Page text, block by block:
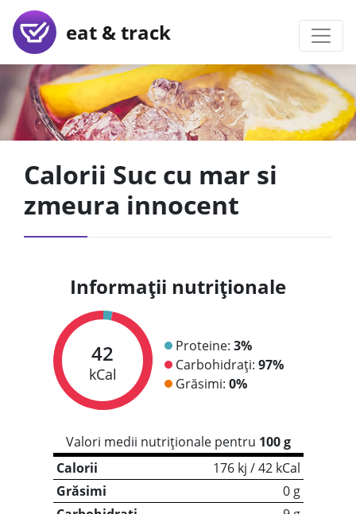
eat & track
Calorii Suc cu mar si
zmeura innocent
Informații nutriționale
42
kCal
Proteine: 3%
Carbohidrați: 97%
Grăsimi: 0%
Valori medii nutriționale pentru 100 g
Calorii
176 kj / 42 kCal
Grăsimi
0 g